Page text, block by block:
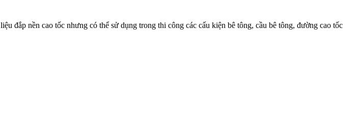
đắp nền cao tốc nhưng có thể sử dụng trong thi công các cấu kiện bê tông, cầu bê tông, đường cao tốc